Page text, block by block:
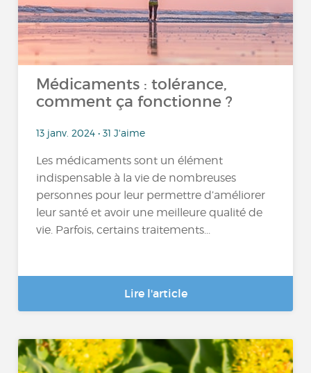
Médicaments : tolérance,
comment ça fonctionne ?
13 janv. 2024 • 31 J'aime
Les médicaments sont un élément
indispensable à la vie de nombreuses
personnes pour leur permettre d’améliorer
leur santé et avoir une meilleure qualité de
vie. Parfois, certains traitements...
Lire l'article